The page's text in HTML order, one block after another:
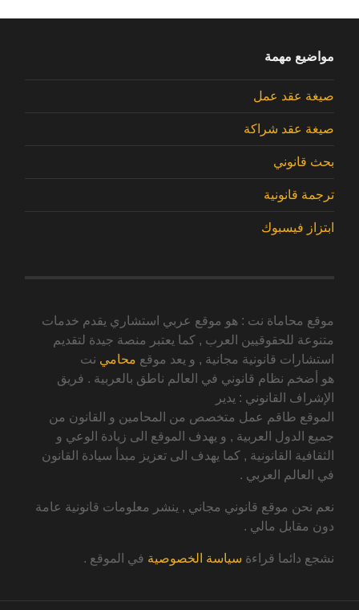
مواضيع مهمة
صيغة عقد عمل
صيغة عقد شراكة
بحث قانوني
ترجمة قانونية
ابتزاز فيسبوك
موقع محاماة نت : هو موقع عربي استشاري يقدم خدمات
متنوعة للحقوقيين العرب , كما يعتبر منصة جيدة لتقديم
استشارات قانونية مجانية , و يعد موقع محامي نت
هو أضخم نظام قانوني في العالم ناطق بالعربية . فريق
الإشراف القانوني : يدير
الموقع طاقم عمل متخصص من المحامين و القانون من
جميع الدول العربية , و يهدف الموقع الى زيادة الوعي و
الثقافية القانونية , كما يهدف الى تعزيز مبدأ سيادة القانون
في العالم العربي .
نعم نحن موقع قانوني مجاني , ينشر معلومات قانونية عامة
دون مقابل مالي .
نشجع دائما قراءة سياسة الخصوصية في الموقع .